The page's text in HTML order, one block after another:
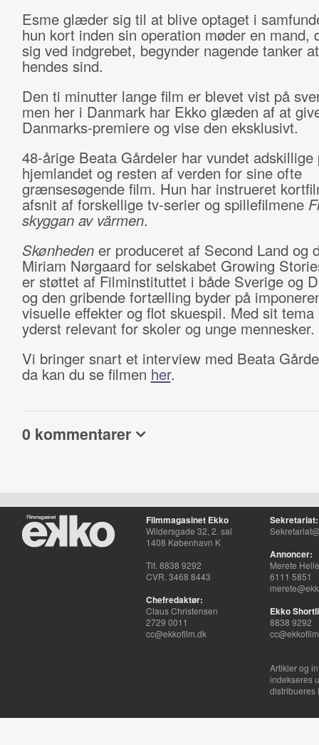
Esme glæder sig til at blive optaget i
hun kort inden sin operation møder en mand,
sig ved indgrebet, begynder nagende tanker
hendes sind.
Den ti minutter lange film er blevet vist på
men her i Danmark har Ekko glæden af at
Danmarks-premiere og vise den eksklusivt.
48-årige Beata Gårdeler har vundet adskillige
hjemlandet og resten af verden for sine ofte
grænsesøgende film. Hun har instrueret
afsnit af forskellige tv-serier og spillefilmene
skyggan av värmen.
Skønheden er produceret af Second Land og
Miriam Nørgaard for selskabet Growing
er støttet af Filminstituttet i både Sverige og
og den gribende fortælling byder på
visuelle effekter og flot skuespil. Med sit tema
yderst relevant for skoler og unge mennesker.
Vi bringer snart et interview med Beata
da kan du se filmen her.
0 kommentarer
Filmmagasinet Ekko
Wildersgade 32, 2. sal
1408 København K
Tlf. 8838 9292
CVR. 3468 8443
Chefredaktør:
Claus Christensen
2729 0011
cc@ekkofilm.dk
Sekretariat:
Annoncer:
Merete
6111 5851
Ekko
8838 9292
Artikler og
indekseres
distribueres